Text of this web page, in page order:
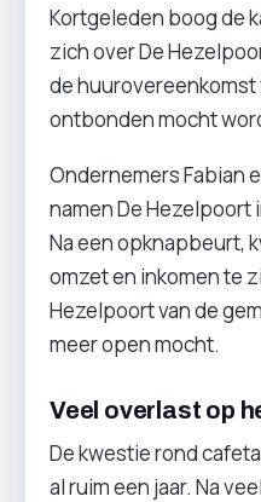
Kortgeleden boog de
zich over De
de
ontbonden mocht
Ondernemers Fabian
namen De Hezelpoort
Na een opknapbeurt,
omzet en inkomen te
Hezelpoort van de
meer open mocht.
Veel overlast op
De kwestie rond
al ruim een jaar. Na